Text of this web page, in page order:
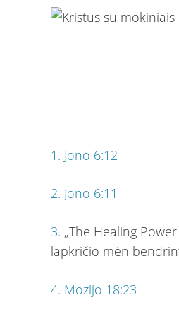
1. Jono 6:12
2. Jono 6:11
3. „The Healing
lapkričio mėn
4. Mozijo 18:23